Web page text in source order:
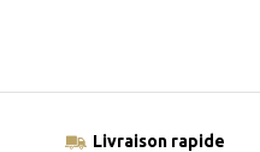
Livraison rapide